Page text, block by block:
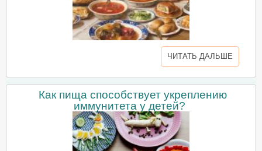
ЧИТАТЬ ДАЛЬШЕ
Как пища способствует укреплению
иммунитета у детей?